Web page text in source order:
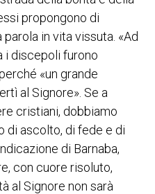
propongono di
in vita vissuta. «Ad
i discepoli furono
«un grande
al Signore». Se a
cristiani, dobbiamo
di ascolto, di fede e di
di Barnaba,
con cuore risoluto,
al Signore non sarà